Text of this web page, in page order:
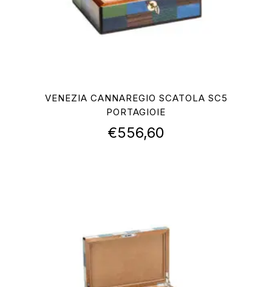
VENEZIA CANNAREGIO SCATOLA SC5
PORTAGIOIE
€556,60